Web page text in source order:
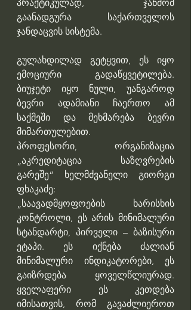
პრაქტიკულად, ჯანმომ
გაანადგურა საქართველოს
ჯანდაცვის სისტემა.
გულახდილად გეტყვით, ეს იყო
ემოციური გადაწყვეტილება.
ბიუჯეტი იყო ნული, უანგაროდ
ბევრი ადამიანი ჩაერთო ამ
საქმეში და მეხმარება ბევრი
მიმართულებით.
პროფესორი, ორგანიზაცია
„აკრედიტაცია საზღვრების
გარეშე“ ხელმძვანელი გიორგი
ფხაკაძე:
„საავადმყოფოების ხარისხის
კონტროლი, ეს არის მინიმალური
სტანდარტი, პირველი – ბაზისური
ეტაპი. ეს იქნება ძალიან
მინიმალური ინდიკატორები, ეს
გაიზრდება ყოველწლიურად.
ყველაფერი ეს კეთდება
იმისათვის, რომ გავაძლიეროთ